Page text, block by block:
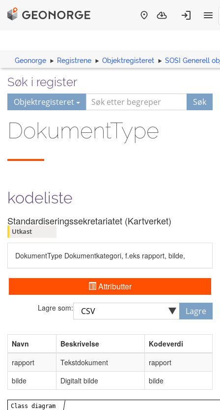
Geonorge Registrene Objektregisteret SOSI Generell
Søk i register
Objektregisteret Søk
DokumentType
kodeliste
Standardiseringssekretariatet (Kartverket)
Utkast
DokumentType Dokumentkategori, f.eks rapport, bilde,
Attributter
Lagre som: Lagre
Navn Beskrivelse
Kodeverdi
rapport
Tekstdokument
rapport
bilde
Digitalt bilde bilde